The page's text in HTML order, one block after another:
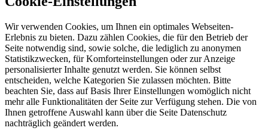
Wir verwenden Cookies, um Ihnen ein optimales Webseiten-
Erlebnis zu bieten. Dazu zählen Cookies, die für den Betrieb der
Seite notwendig sind, sowie solche, die lediglich zu anonymen
Statistikzwecken, für Komforteinstellungen oder zur Anzeige
personalisierter Inhalte genutzt werden. Sie können selbst
entscheiden, welche Kategorien Sie zulassen möchten. Bitte
beachten Sie, dass auf Basis Ihrer Einstellungen womöglich nicht
mehr alle Funktionalitäten der Seite zur Verfügung stehen. Die von
Ihnen getroffene Auswahl kann über die Seite Datenschutz
nachträglich geändert werden.